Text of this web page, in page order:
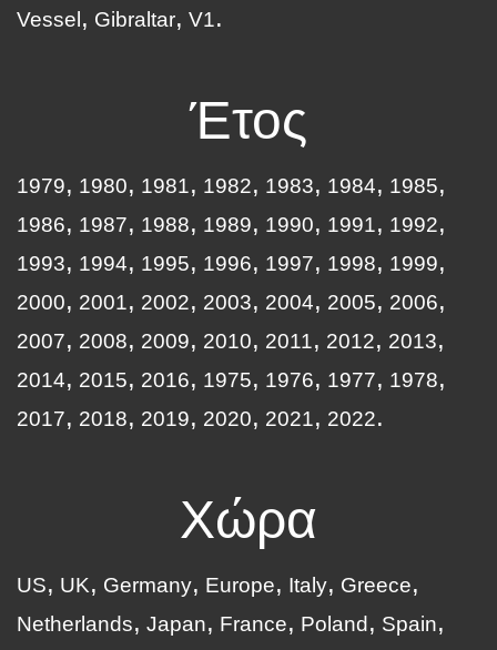
Vessel
Gibraltar V1
Έτος
1979 1980 1981 1982 1983 1984
1985
1986
1987 1988 1989 1990 1991
1992
1993
1994 1995 1996 1997 1998
1999
2000
2001 2002 2003 2004 2005
2006
2007
2008 2009 2010 2011 2012
2013
2014
2015 2016 1975 1976 1977
1978
2017
2018 2019 2020 2021 2022
Χώρα
US UK Germany Europe Italy
Greece
Netherlands
Japan France Poland
Spain